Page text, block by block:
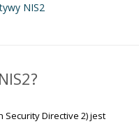
NIS2
Directive 2) jest